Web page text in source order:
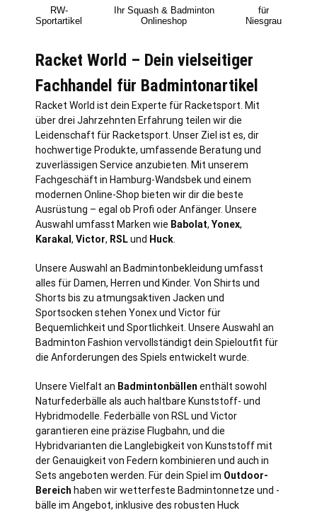
RW-
Sportartikel
Ihr Squash & Badminton
Onlineshop
für
Niesgrau
Racket World – Dein vielseitiger
Fachhandel für Badmintonartikel
Racket World ist dein Experte für Racketsport. Mit
über drei Jahrzehnten Erfahrung teilen wir die
Leidenschaft für Racketsport. Unser Ziel ist es, dir
hochwertige Produkte, umfassende Beratung und
zuverlässigen Service anzubieten. Mit unserem
Fachgeschäft in Hamburg-Wandsbek und einem
modernen Online-Shop bieten wir dir die beste
Ausrüstung – egal ob Profi oder Anfänger. Unsere
Auswahl umfasst Marken wie Babolat, Yonex,
Karakal , Victor, RSLund Huck
Unsere Auswahl an Badmintonbekleidung umfasst
alles für Damen, Herren und Kinder. Von Shirts und
Shorts bis zu atmungsaktiven Jacken und
Sportsocken stehen Yonex und Victor für
Bequemlichkeit und Sportlichkeit. Unsere Auswahl an
Badminton Fashion vervollständigt dein Spieloutfit für
die Anforderungen des Spiels entwickelt wurde.
Unsere Vielfalt an Badmintonbällen enthält sowohl
Naturfederbälle als auch haltbare Kunststoff- und
Hybridmodelle. Federbälle von RSL und Victor
garantieren eine präzise Flugbahn, und die
Hybridvarianten die Langlebigkeit von Kunststoff mit
der Genauigkeit von Federn kombinieren und auch in
Sets angeboten werden. Für dein Spiel im Outdoor-
Bereich haben wir wetterfeste Badmintonnetze und -
bälle im Angebot, inklusive des robusten Huck